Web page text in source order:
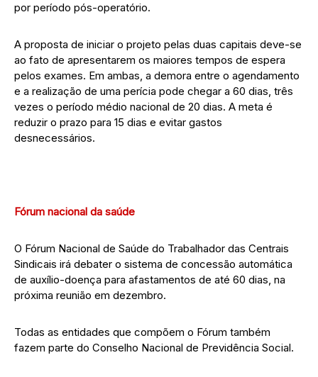
por período pós-operatório.
A proposta de iniciar o projeto pelas duas capitais deve-se
ao fato de apresentarem os maiores tempos de espera
pelos exames. Em ambas, a demora entre o agendamento
e a realização de uma perícia pode chegar a 60 dias, três
vezes o período médio nacional de 20 dias. A meta é
reduzir o prazo para 15 dias e evitar gastos
desnecessários.
Fórum nacional da saúde
O Fórum Nacional de Saúde do Trabalhador das Centrais
Sindicais irá debater o sistema de concessão automática
de auxílio-doença para afastamentos de até 60 dias, na
próxima reunião em dezembro.
Todas as entidades que compõem o Fórum também
fazem parte do Conselho Nacional de Previdência Social.